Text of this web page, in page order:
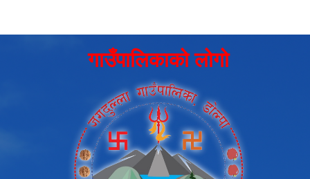
गाउँपालिकाको लोगो